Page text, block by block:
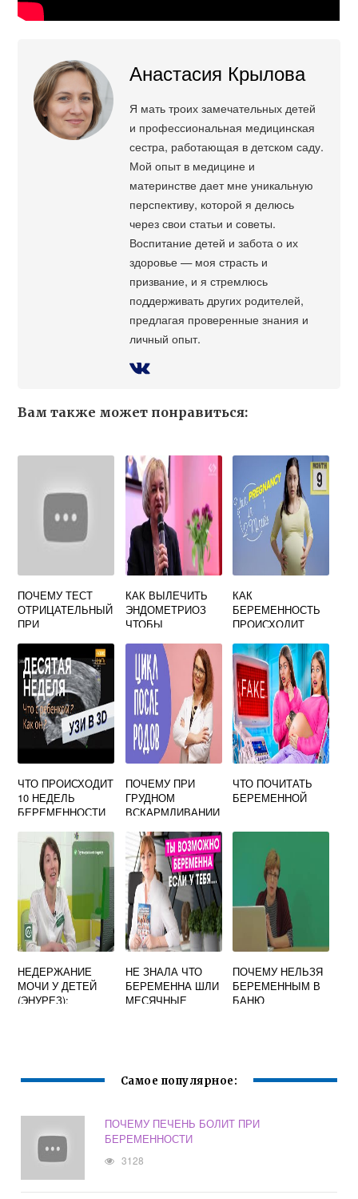
Анастасия Крылова
Я мать троих замечательных детей
и профессиональная медицинская
сестра, работающая в детском саду.
Мой опыт в медицине и
материнстве дает мне уникальную
перспективу, которой я делюсь
через свои статьи и советы.
Воспитание детей и забота о их
здоровье — моя страсть и
призвание, и я стремлюсь
поддерживать других родителей,
предлагая проверенные знания и
личный опыт.
Вам также может понравиться:
ПОЧЕМУ ТЕСТ
ОТРИЦАТЕЛЬНЫЙ
ПРИ
КАК ВЫЛЕЧИТЬ
ЭНДОМЕТРИОЗ
ЧТОБЫ
КАК
БЕРЕМЕННОСТЬ
ПРОИСХОДИТ
ЧТО ПРОИСХОДИТ
10 НЕДЕЛЬ
БЕРЕМЕННОСТИ
МАМОЙ
ПОЧЕМУ ПРИ
ГРУДНОМ
ВСКАРМЛИВАНИИ
МЕСЯЧНЫЕ
ЧТО ПОЧИТАТЬ
БЕРЕМЕННОЙ
НЕДЕРЖАНИЕ
МОЧИ У ДЕТЕЙ
(ЭНУРЕЗ):
НЕ ЗНАЛА ЧТО
БЕРЕМЕННА ШЛИ
МЕСЯЧНЫЕ
ПОЧЕМУ НЕЛЬЗЯ
БЕРЕМЕННЫМ В
БАНЮ
Самое популярное:
ПОЧЕМУ ПЕЧЕНЬ БОЛИТ ПРИ
БЕРЕМЕННОСТИ
3128